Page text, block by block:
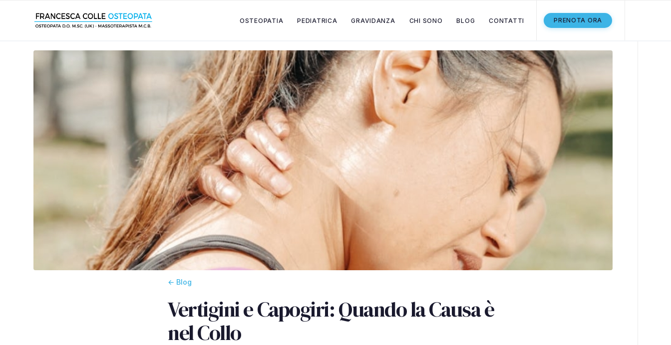
OSTEOPATIA PEDIATRICA GRAVIDANZA CHI SONO BLOG CONTATTI PRENOTA ORA
← Blog
Vertigini e Capogiri: Quando la Causa è
nel Collo